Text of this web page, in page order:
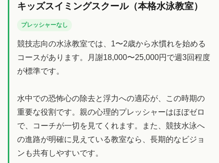
キッズスイミングスクール（本格水泳教室）
プレッシャーなし
競技志向の水泳教室では、1〜2歳から水慣れを始める
コースがあります。月謝18,000〜25,000円で週3回程度
が標準です。
水中での恐怖心の除去と浮力への適応が、この時期の
重要な役割です。親の心理的プレッシャーはほぼゼロ
で、コーチが一切を見てくれます。また、競技水泳へ
の進路が明確に見えている教室なら、長期的なビジョ
ンも共有しやすいです。